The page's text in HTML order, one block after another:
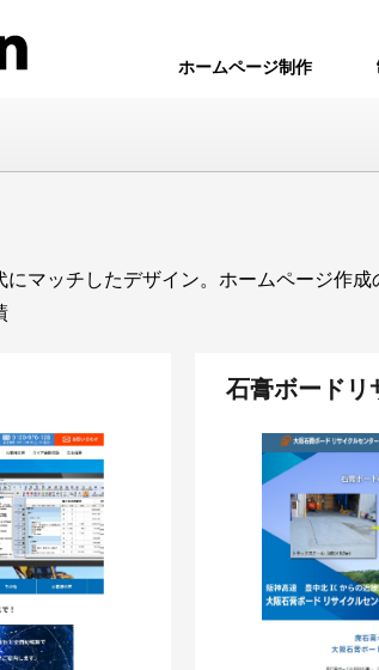
ホームページ制作
マッチしたデザイン。ホームページ作
石膏ボードリ